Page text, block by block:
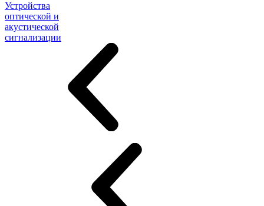
Устройства
оптической и
акустической
сигнализации